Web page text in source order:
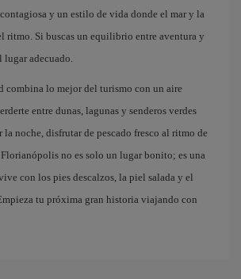
y un estilo de vida donde el mar y la
ritmo. Si buscas un equilibrio entre aventura y
lugar adecuado.
combina lo mejor del turismo con un aire
entre dunas, lagunas y senderos verdes
noche, disfrutar de pescado fresco al ritmo de
Florianópolis no es solo un lugar bonito; es una
con los pies descalzos, la piel salada y el
tu próxima gran historia viajando con